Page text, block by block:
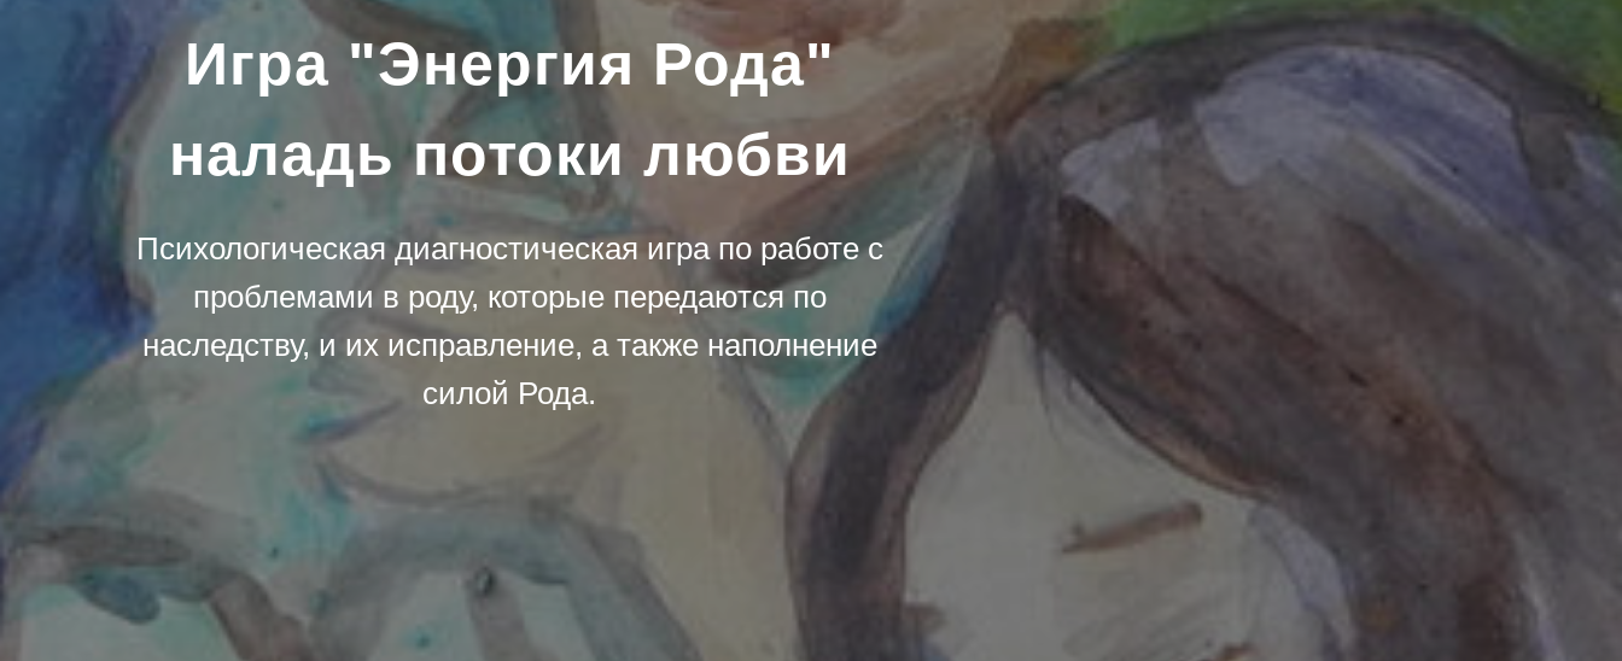
Игра "Энергия Рода"
наладь потоки любви
Психологическая диагностическая игра по работе с
проблемами в роду, которые передаются по
наследству, и их исправление, а также наполнение
силой Рода.